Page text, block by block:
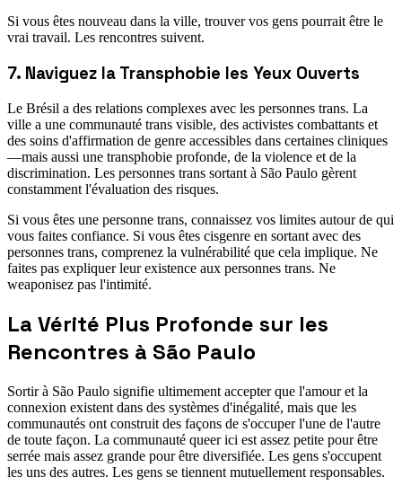
Si vous êtes nouveau dans la ville, trouver vos gens pourrait être le
vrai travail. Les rencontres suivent.
7. Naviguez la Transphobie les Yeux Ouverts
Le Brésil a des relations complexes avec les personnes trans. La
ville a une communauté trans visible, des activistes combattants et
des soins d'affirmation de genre accessibles dans certaines cliniques
—mais aussi une transphobie profonde, de la violence et de la
discrimination. Les personnes trans sortant à São Paulo gèrent
constamment l'évaluation des risques.
Si vous êtes une personne trans, connaissez vos limites autour de qui
vous faites confiance. Si vous êtes cisgenre en sortant avec des
personnes trans, comprenez la vulnérabilité que cela implique. Ne
faites pas expliquer leur existence aux personnes trans. Ne
weaponisez pas l'intimité.
La Vérité Plus Profonde sur les
Rencontres à São Paulo
Sortir à São Paulo signifie ultimement accepter que l'amour et la
connexion existent dans des systèmes d'inégalité, mais que les
communautés ont construit des façons de s'occuper l'une de l'autre
de toute façon. La communauté queer ici est assez petite pour être
serrée mais assez grande pour être diversifiée. Les gens s'occupent
les uns des autres. Les gens se tiennent mutuellement responsables.